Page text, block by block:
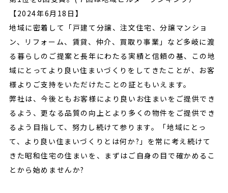
【2024年6月18日】
地域に密着して「戸建て分譲、注文住宅、分譲マンショ
ン、リフォーム、賃貸、仲介、買取り事業」など多岐に渡
る暮らしのご提案と長年にわたる実績と信頼の基、この地
域にとってより良い住まいづくりをしてきたことが、お客
様よりご支持をいただけたことの証ともいえます。
弊社は、今後ともお客様により良いお住まいをご提供でき
るよう、更なる品質の向上とより多くの物件をご提供でき
るよう目指して、努力し続けて参ります。「地域にとっ
て、より良い住まいづくりとは何か?」を常に考え続けて
きた昭和住宅の住まいを、まずはご自身の目で確かめるこ
とから始めませんか?